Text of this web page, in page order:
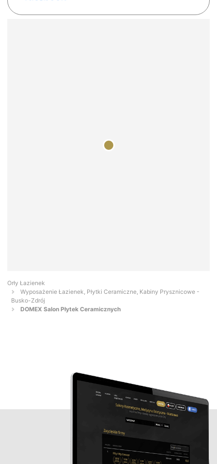
Orły Łazienek
Wyposażenie Łazienek, Płytki Ceramiczne, Kabiny Prysznicowe -
Busko-Zdrój
DOMEX Salon Płytek Ceramicznych